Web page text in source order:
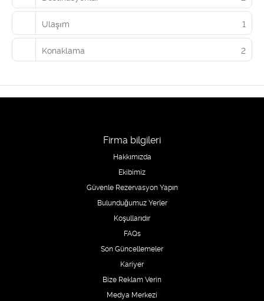
Ulaşım 1
Konaklama 2
Firma bilgileri
Hakkımızda
Ekibimiz
Güvenle Rezervasyon Yapın
Bulunduğumuz Yerler
Koşullarıdır
FAQs
Son Güncellemeler
Kariyer
Bize Reklam Verin
Medya Merkezi